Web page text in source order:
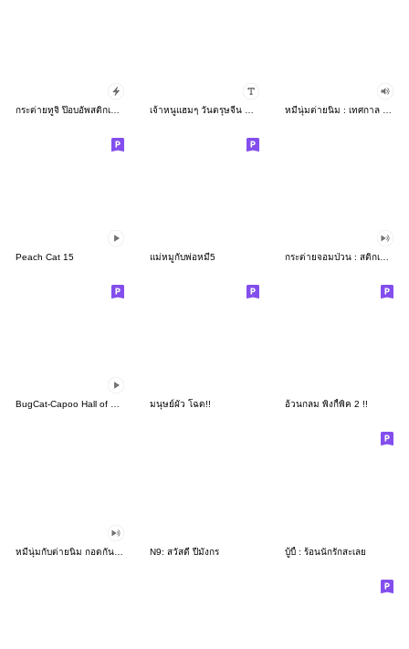
Peach Cat 15 แม่หมูกับพ่อหมี5 กระต่ายจอมป่วน : สติกเกอร์คำฮิต
BugCat-Capoo Hall of Fame Commemorative มนุษย์ผัว โฉด!! อ้วนกลม พิงกี้พิค 2 !!
N9: สวัสดี ปีมังกร บู้บี้ : ร้อนนักรักสะเลย